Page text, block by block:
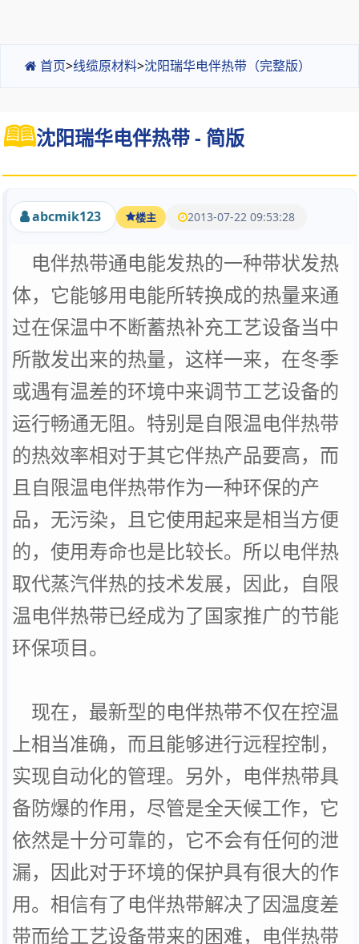
首页>线缆原材料>沈阳瑞华电伴热带（完整版）
沈阳瑞华电伴热带 - 简版
abcmik123 楼主 2013-07-22 09:53:28
电伴热带通电能发热的一种带状发热
体，它能够用电能所转换成的热量来通
过在保温中不断蓄热补充工艺设备当中
所散发出来的热量，这样一来，在冬季
或遇有温差的环境中来调节工艺设备的
运行畅通无阻。特别是自限温电伴热带
的热效率相对于其它伴热产品要高，而
且自限温电伴热带作为一种环保的产
品，无污染，且它使用起来是相当方便
的，使用寿命也是比较长。所以电伴热
取代蒸汽伴热的技术发展，因此，
自限
温电伴热带已经成为了国家推广的节能
环保项目。
现在，最新型的电伴热带不仅在控温
上相当准确，而且能够进行远程控制，
实现自动化的管理。另外， 电伴热带具
备防爆的作用，尽管是全天候工作，它
依然是十分可靠的，它不会有任何的泄
漏，因此对于环境的保护具有很大的作
用。相信有了电伴热带解决了因温度差
带而给工艺设备带来的困难， 电伴热带